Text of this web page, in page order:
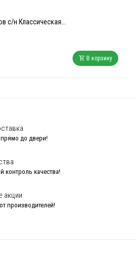
с/н Классическая...
В корзину
до двери!
контроль качества!
акции
производителей!